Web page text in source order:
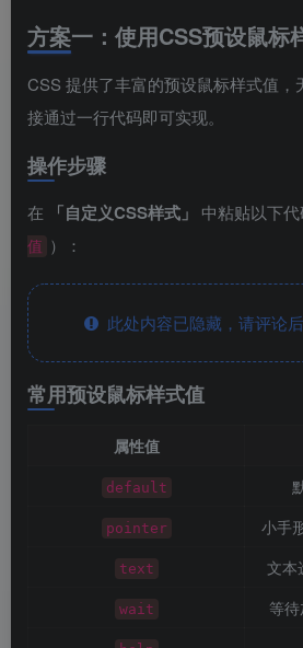
方案一：使用CSS预设鼠标
CSS 提供了丰富的预设鼠标样式值，
接通过一行代码即可实现。
操作步骤
在 「自定义CSS样式」 中粘贴以下
值 ）：
此处内容已隐藏，请评论
常用预设鼠标样式值
属性值
default
pointer 小手
text 文本
wait 等待